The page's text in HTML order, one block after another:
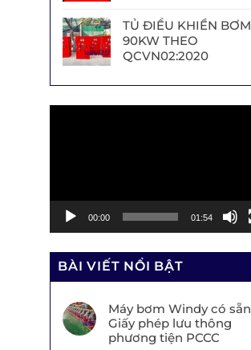
TỦ ĐIỀU KHIỂN BƠM
90KW THEO
QCVN02:2020
00:00 01:54
BÀI VIẾT NỔI BẬT
Máy bơm Windy có sẵn
Giấy phép lưu thông
phương tiện PCCC
200B